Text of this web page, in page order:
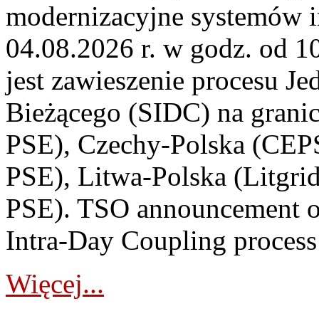
modernizacyjne
04.08.2026 r. w godz. od
jest zawieszenie procesu
Bieżącego (SIDC) na
PSE), Czechy-Polska
PSE), Litwa-Polska
PSE). TSO announcement
Intra-Day Coupling
Więcej...